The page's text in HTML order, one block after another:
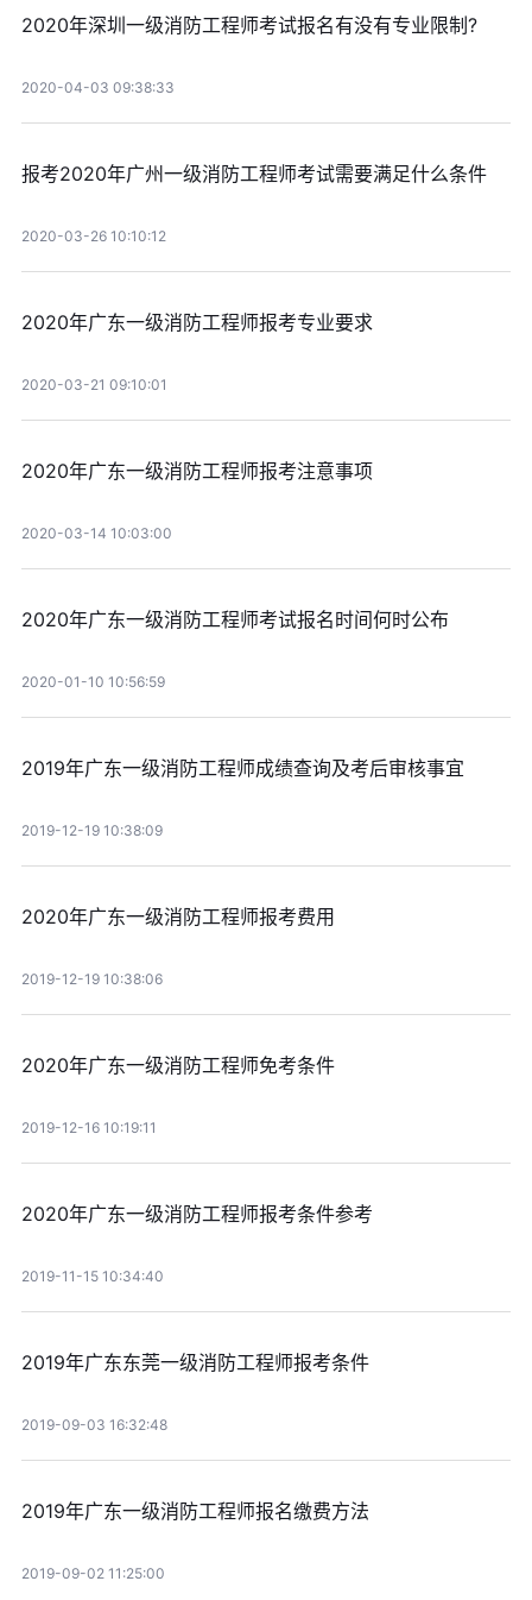
2020年深圳一级消防工程师考试报名有没有专业限制?
2020-04-03 09:38:33
报考2020年广州一级消防工程师考试需要满足什么条件
2020-03-26 10:10:12
2020年广东一级消防工程师报考专业要求
2020-03-21 09:10:01
2020年广东一级消防工程师报考注意事项
2020-03-14 10:03:00
2020年广东一级消防工程师考试报名时间何时公布
2020-01-10 10:56:59
2019年广东一级消防工程师成绩查询及考后审核事宜
2019-12-19 10:38:09
2020年广东一级消防工程师报考费用
2019-12-19 10:38:06
2020年广东一级消防工程师免考条件
2019-12-16 10:19:11
2020年广东一级消防工程师报考条件参考
2019-11-15 10:34:40
2019年广东东莞一级消防工程师报考条件
2019-09-03 16:32:48
2019年广东一级消防工程师报名缴费方法
2019-09-02 11:25:00